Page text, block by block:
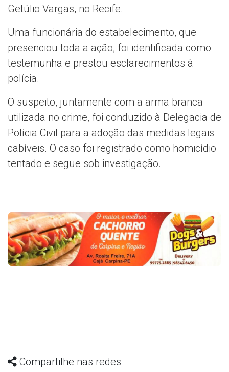
Getúlio Vargas, no Recife.
Uma funcionária do estabelecimento, que
presenciou toda a ação, foi identificada como
testemunha e prestou esclarecimentos à
polícia.
O suspeito, juntamente com a arma branca
utilizada no crime, foi conduzido à Delegacia de
Polícia Civil para a adoção das medidas legais
cabíveis. O caso foi registrado como homicídio
tentado e segue sob investigação.
Compartilhe nas redes